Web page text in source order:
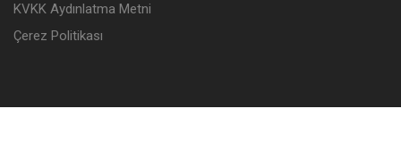
KVKK Aydınlatma Metni
Çerez Politikası